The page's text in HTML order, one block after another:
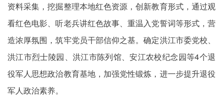
资料采集，挖掘整理本地红色资源，创新教育形式，通过观
看红色电影、听老兵讲红色故事、重温入党誓词等形式，营
造浓厚氛围，筑牢党员干部信仰之基。确定洪江市委党校、
洪江市烈士陵园、洪江市陈列馆、安江农校纪念园等4个退
役军人思想政治教育基地，加强党性锻炼，进一步提升退役
军人政治素养。